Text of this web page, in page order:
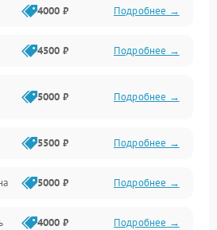
4000 ₽ Подробнее →
4500 ₽ Подробнее →
5000 ₽ Подробнее →
5500 ₽ Подробнее →
5000 ₽ Подробнее →
4000 ₽ Подробнее →